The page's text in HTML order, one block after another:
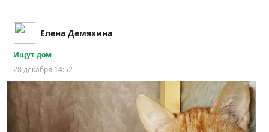
Елена Демяхина
Ищут дом
28 декабря 14:52